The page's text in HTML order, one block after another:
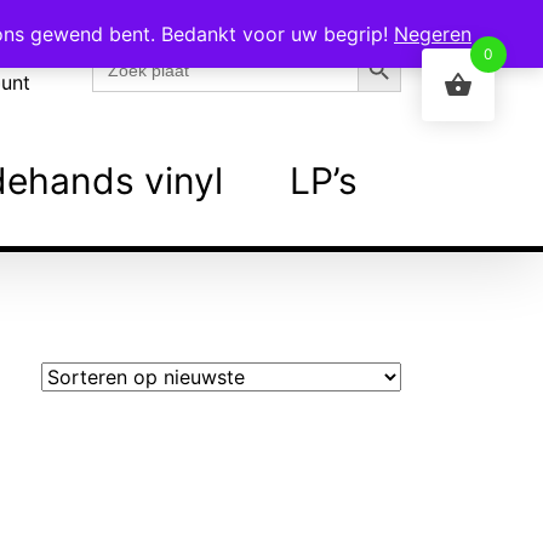
naar:
Zoekknop
vinyl LP’s
gewend bent. Bedankt voor uw begrip! Negeren
0